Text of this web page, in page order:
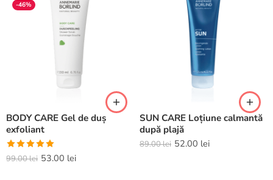
-46%
BODY CARE Gel de duș
exfoliant
Evaluat la
5.00din 5
99.00lei 53.00 lei
SUN CARE Loțiune calmantă
după plajă
89.00lei 52.00 lei